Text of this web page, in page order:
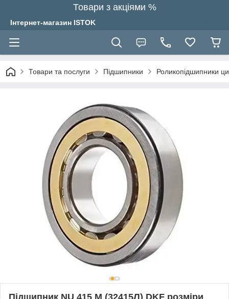
Товари з акціями %
Інтернет-магазин ISTOK
Товари та послуги Підшипники Роликопідшипники
Підшипник NU 415 M (32415Л) DKF розміри